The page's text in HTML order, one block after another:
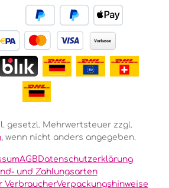
gesetzl. Mehrwertsteuer zzgl.
, wenn nicht anders angegeben.
AGBDatenschutzerklärung
und Zahlungsarten
VerbraucherVerpackungshinweise